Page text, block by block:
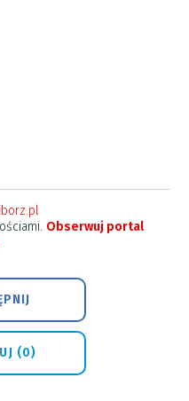
Obserwuj portal
(0)